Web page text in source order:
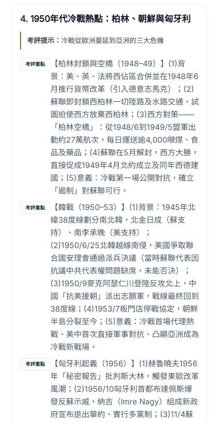
4. 1950年代冷戰熱點：柏林、朝鮮與匈牙利
考評提示： 冷戰從歐洲蔓延到亞洲的三大危機
考評重點
【柏林封鎖與空橋（1948–49）】(1)背
景：美、英、法將西佔區合併並在1948年6
月推行貨幣改革（引入德意志馬克）；(2)
蘇聯即封鎖西柏林一切陸路及水路交通，試
圖迫使西方放棄西柏林；(3)西方對策——
「柏林空橋」：從1948/6到1949/5盟軍出
動約27萬航次，每日運送逾4,000噸煤、食
品及藥品；(4)蘇聯在5月解封，西方大勝，
直接促成1949年4月北約成立及同年西德建
國；(5)意義：冷戰第一場公開對抗，確立
「遏制」對蘇聯可行。
考評重點
【韓戰（1950–53）】(1)背景：1945年北
緯38度線劃分南北韓，北金日成（蘇支
持）、南李承晚（美支持）；
(2)1950/6/25北韓越線南侵，美國爭取聯
合國安理會通過派兵決議（當時蘇聯代表因
抗議中共代表權問題缺席，未能否決）；
(3)1950/9麥克阿瑟仁川登陸反攻北上，中
國「抗美援朝」派出志願軍，戰線最終回到
38度線；(4)1953/7板門店停戰協定，朝鮮
半島分裂至今；(5)意義：冷戰首場代理熱
戰、美中首次直接軍事對抗、凸顯亞洲成為
冷戰新戰場。
考評重點
【匈牙利起義（1956）】(1)赫魯曉夫1956
年「秘密報告」批判斯大林，觸發東歐改革
風潮；(2)1956/10匈牙利首都布達佩斯爆
發反蘇示威，納吉（Imre Nagy）組成新政
府宣布退出華約、實行多黨制；(3)11/4蘇